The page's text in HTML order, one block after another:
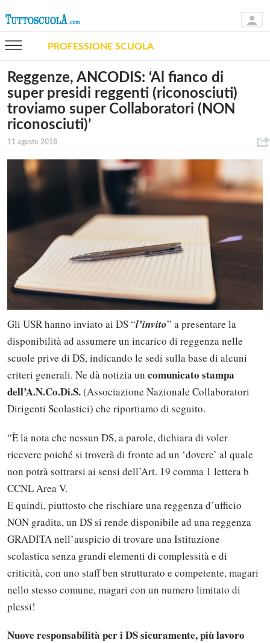
PROFESSIONE SCUOLA
Reggenze, ANCODIS: ‘Al fianco di
super presidi reggenti (riconosciuti)
troviamo super Collaboratori (NON
riconosciuti)’
11 agosto 2018
Gli USR hanno inviato ai DS “l’invito” a presentare la
disponibilità ad assumere un incarico di reggenza nelle
scuole prive di DS, indicando le sedi sulla base di alcuni
criteri generali. Ne dà notizia un comunicato stampa
dell’A.N.Co.Di.S.(Associazione Nazionale Collaboratori
Dirigenti Scolastici) che riportiamo di seguito.
“È la nota che nessun DS, a parole, dichiara di voler
ricevere poiché si troverà di fronte ad un ‘dovere’ al quale
non potrà sottrarsi ai sensi dell’Art. 19 comma 1 lettera b
CCNL Area V.
E quindi, piuttosto che rischiare una reggenza d’ufficio
NON gradita, un DS si rende disponibile ad una reggenza
GRADITA nell’auspicio di trovare una Istituzione
scolastica senza grandi elementi di complessità e di
criticità, con uno staff ben strutturato e competente, magari
nello stesso comune, magari con un numero limitato di
plessi!
Nuove responsabilità per i DS sicuramente, più lavoro